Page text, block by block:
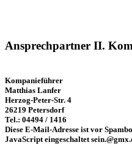
Ansprechpartner II.
Kompanieführer
Matthias Lanfer
Herzog-Peter-Str. 4
26219 Petersdorf
Tel.: 04494 / 1416
Diese E-Mail-Adresse ist vor
JavaScript eingeschaltet sein.